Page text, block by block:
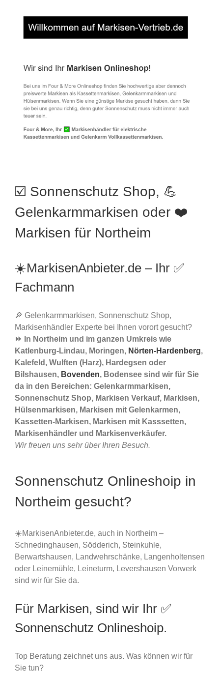
☑️ Sonnenschutz Shop, 💪
Gelenkarmmarkisen oder ❤️
Markisen für Northeim
☀️MarkisenAnbieter.de – Ihr ✅
Fachmann
🔎 Gelenkarmmarkisen, Sonnenschutz Shop,
Markisenhändler Experte bei Ihnen vorort gesucht?
⏩ In Northeim und im ganzen Umkreis wie
Katlenburg-Lindau, Moringen, Nörten-Hardenberg,
Kalefeld, Wulften (Harz), Hardegsen oder
Bilshausen, Bovenden, Bodensee sind wir für Sie
da in den Bereichen: Gelenkarmmarkisen,
Sonnenschutz Shop, Markisen Verkauf, Markisen,
Hülsenmarkisen, Markisen mit Gelenkarmen,
Kassetten-Markisen, Markisen mit Kasssetten,
Markisenhändler und Markisenverkäufer.
Wir freuen uns sehr über Ihren Besuch.
Sonnenschutz Onlineshoip in
Northeim gesucht?
☀️MarkisenAnbieter.de, auch in Northeim –
Schnedinghausen, Södderich, Steinkuhle,
Berwartshausen, Landwehrschänke, Langenholtensen
oder Leinemühle, Leineturm, Levershausen Vorwerk
sind wir für Sie da.
Für Markisen, sind wir Ihr ✅
Sonnenschutz Onlineshoip.
Top Beratung zeichnet uns aus. Was können wir für
Sie tun?